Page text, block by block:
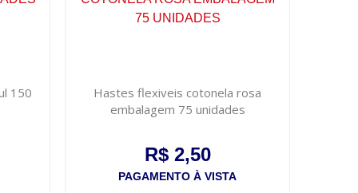
150
Hastes flexiveis cotonela rosa
embalagem 75 unidades
R$ 2,50
PAGAMENTO À VISTA